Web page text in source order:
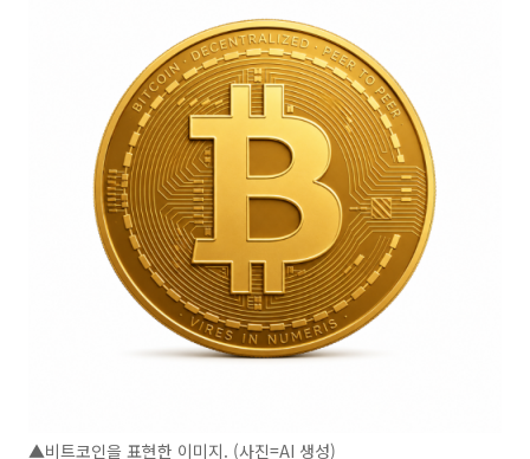
▲비트코인을 표현한 이미지. (사진=AI 생성)